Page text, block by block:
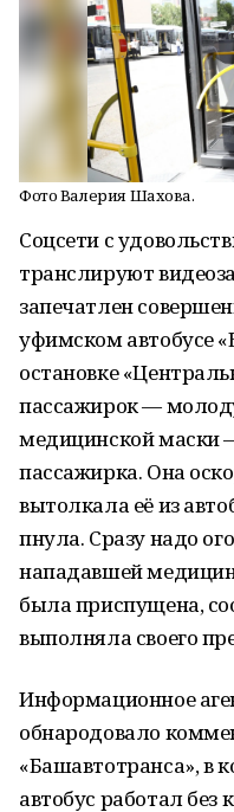
Фото Валерия Шахова.
Соцсети с
транслируют
запечатлен
уфимском автобусе
остановке
пассажирок —
медицинской маски
пассажирка. Она
вытолкала её из
пнула. Сразу надо
нападавшей
была приспущена,
выполняла своего
Информационное
обнародовало
«Башавтотранса», в
автобус работал без